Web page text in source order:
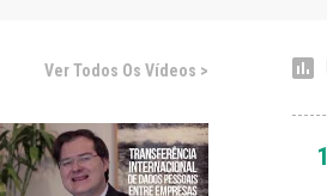
Ver Todos Os Vídeos >